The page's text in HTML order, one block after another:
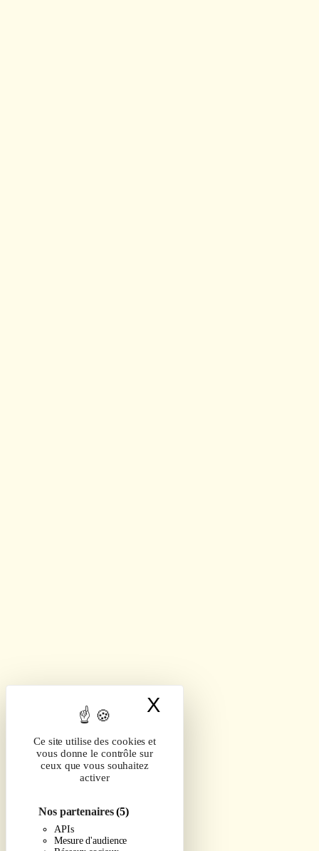
Ce site utilise des cookies et
vous donne le contrôle sur
ceux que vous souhaitez
activer
Nos partenaires(5)
APIs
Mesure d'audience
X